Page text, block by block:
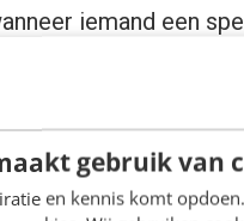
gebruik van
en kennis komt
iemand een
tot een bepaald punt
is gescrold.
de website